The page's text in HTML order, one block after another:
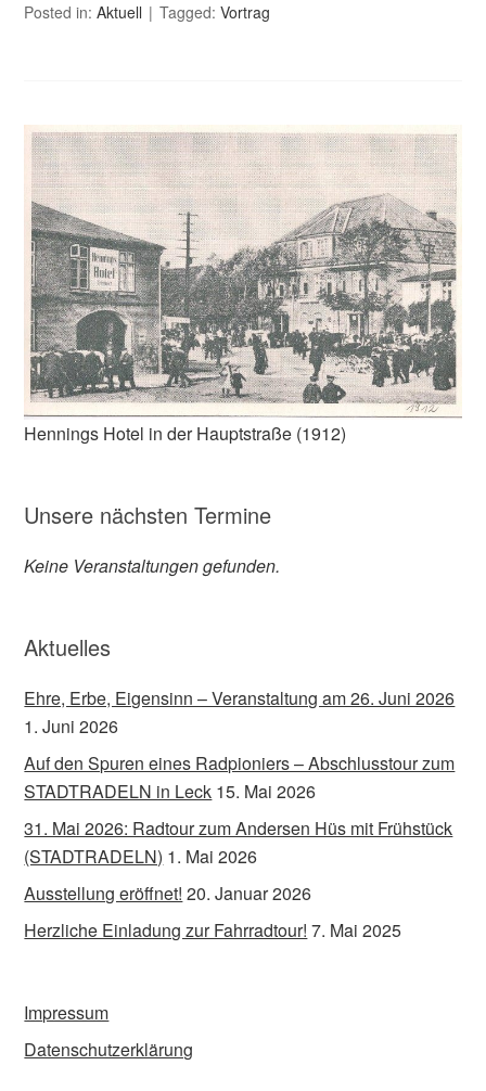
Posted in:Aktuell Tagged:Vortrag
Hennings Hotel in der Hauptstraße (1912)
Unsere nächsten Termine
Keine Veranstaltungen gefunden.
Aktuelles
Ehre, Erbe, Eigensinn – Veranstaltung am 26. Juni 2026
1. Juni 2026
Auf den Spuren eines Radpioniers – Abschlusstour zum
STADTRADELN in Leck 15. Mai 2026
31. Mai 2026: Radtour zum Andersen Hüs mit Frühstück
(STADTRADELN) 1. Mai 2026
Ausstellung eröffnet! 20. Januar 2026
Herzliche Einladung zur Fahrradtour! 7. Mai 2025
Impressum
Datenschutzerklärung